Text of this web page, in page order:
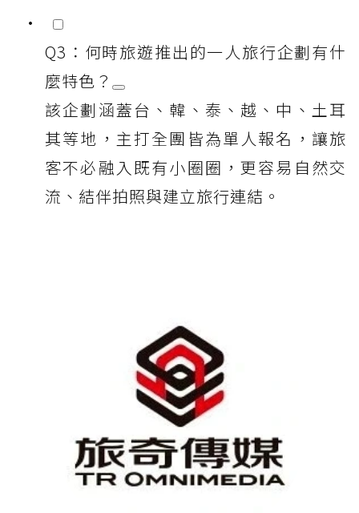
Q3：何時旅遊推出的一人旅行企劃有什
麼特色？
該企劃涵蓋台、韓、泰、越、中、土耳
其等地，主打全團皆為單人報名，讓旅
客不必融入既有小圈圈，更容易自然交
流、結伴拍照與建立旅行連結。